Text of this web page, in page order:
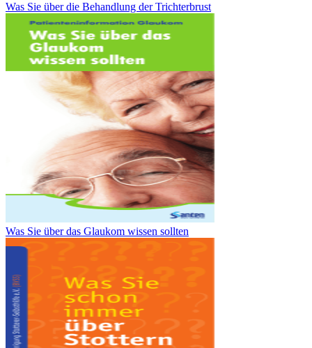
Was Sie über die Behandlung der Trichterbrust
Was Sie über das Glaukom wissen sollten